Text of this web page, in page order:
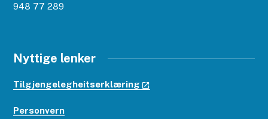
948 77 289
Nyttige lenker
Tilgjengelegheitserklæring
Personvern